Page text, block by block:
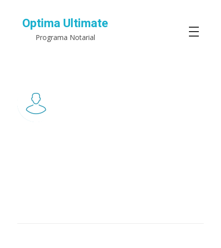
Optima Ultimate
Programa Notarial